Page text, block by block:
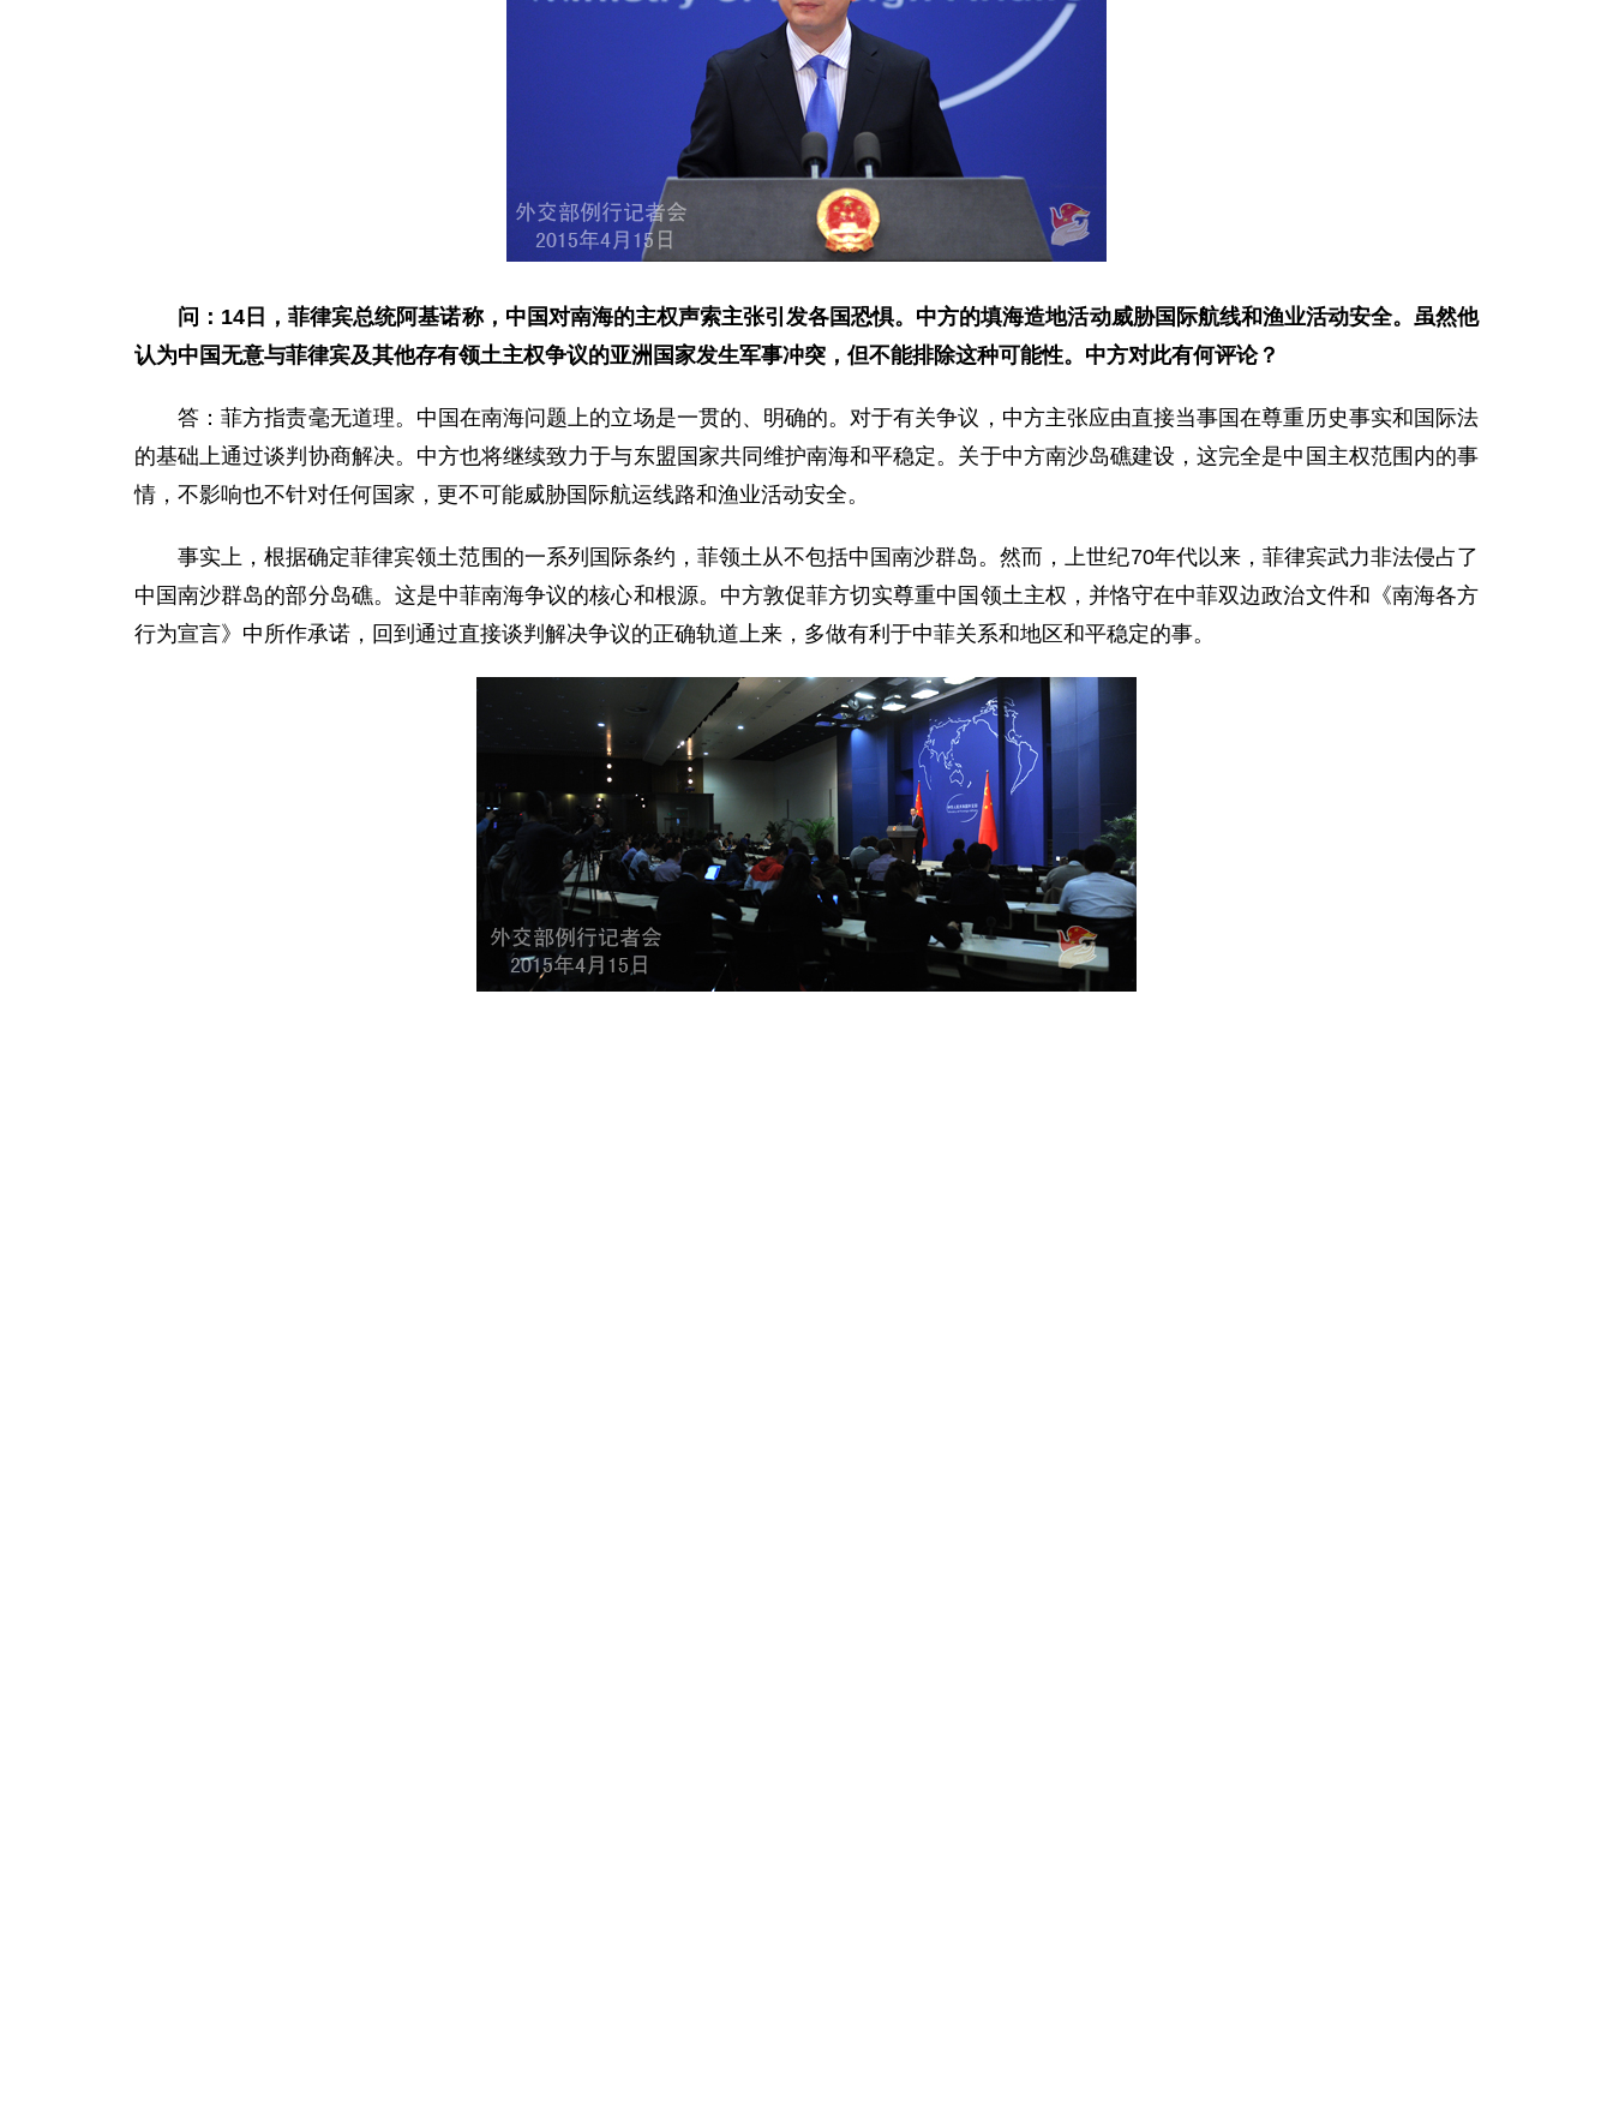
问： 14日，菲律宾总统阿基诺称，中国对南海的主权声索主张引发各国恐惧。中方的填海造地活动威胁国际航线和渔业活动安全。虽然他
认为中国无意与菲律宾及其他存有领土主权争议的亚洲国家发生军事冲突，但不能排除这种可能性。中方对此有何评论？
答：菲方指责毫无道理。中国在南海问题上的立场是一贯的、明确的。对于有关争议，中方主张应由直接当事国在尊重历史事实和国际法
的基础上通过谈判协商解决。中方也将继续致力于与东盟国家共同维护南海和平稳定。关于中方南沙岛礁建设，这完全是中国主权范围内的事
情，不影响也不针对任何国家，更不可能威胁国际航运线路和渔业活动安全。
事实上，根据确定菲律宾领土范围的一系列国际条约，菲领土从不包括中国南沙群岛。然而，上世纪70年代以来，菲律宾武力非法侵占了
中国南沙群岛的部分岛礁。这是中菲南海争议的核心和根源。中方敦促菲方切实尊重中国领土主权，并恪守在中菲双边政治文件和《南海各方
行为宣言》中所作承诺，回到通过直接谈判解决争议的正确轨道上来，多做有利于中菲关系和地区和平稳定的事。